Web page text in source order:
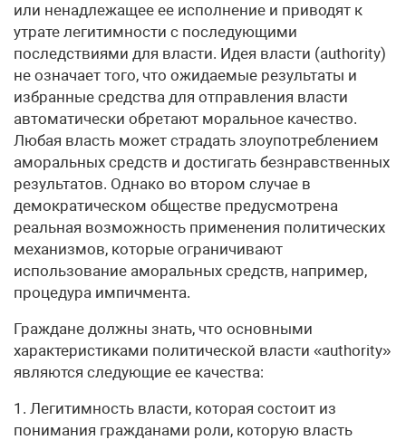
или ненадлежащее ее исполнение и приводят к
утрате легитимности с последующими
последствиями для власти. Идея власти (authority)
не означает того, что ожидаемые результаты и
избранные средства для отправления власти
автоматически обретают моральное качество.
Любая власть может страдать злоупотреблением
аморальных средств и достигать безнравственных
результатов. Однако во втором случае в
демократическом обществе предусмотрена
реальная возможность применения политических
механизмов, которые ограничивают
использование аморальных средств, например,
процедура импичмента.
Граждане должны знать, что основными
характеристиками политической власти «authority»
являются следующие ее качества:
1. Легитимность власти, которая состоит из
понимания гражданами роли, которую власть